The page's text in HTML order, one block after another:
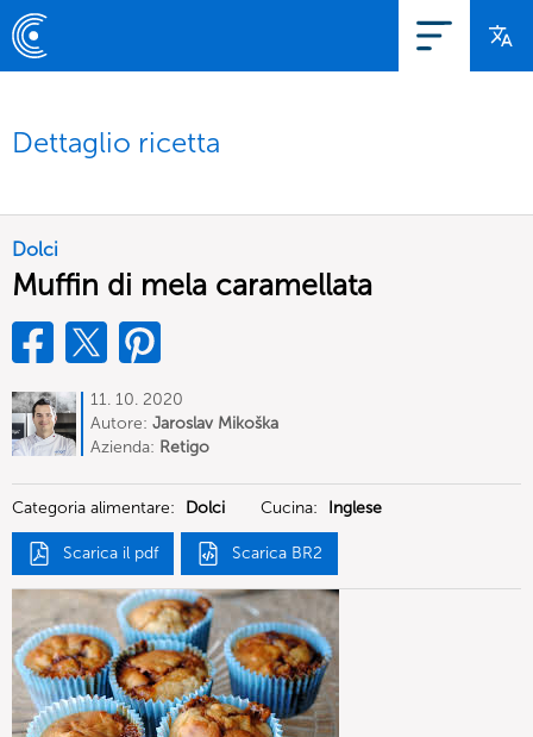
Dettaglio ricetta
Dolci
Muffin di mela caramellata
11. 10. 2020
Autore: Jaroslav Mikoška
Azienda: Retigo
Categoria alimentare: Dolci Cucina: Inglese
Scarica il pdf Scarica BR2